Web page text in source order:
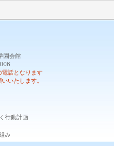
園会館
話となります
いたします。
行動計画
み